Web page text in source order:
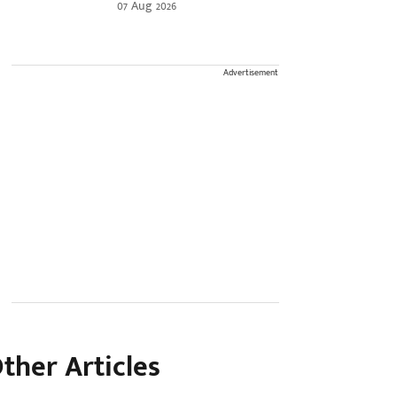
07 Aug 2026
Advertisement
Articles